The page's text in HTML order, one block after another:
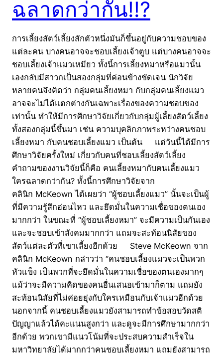
ฉลาดกว่ากัน!!?
การเลี้ยงสัตว์เลี้ยงสักตัวหนึ่งมันก็ขึ้นอยู่กับความชอบของ
แต่ละคน บางคนอาจจะชอบเลี้ยงเจ้าตูบ แต่บางคนอาจจะ
ชอบเลี้ยงเจ้าแมวเหมียว ทั้งนี้การเลี้ยงหมาหรือแมวนั้น
เองกลับมีสาวกเป็นสองกลุ่มที่ค่อนข้างชัดเจน นักวิจัย
หลายคนจึงคิดว่า กลุ่มคนเลี้ยงหมา กับกลุ่มคนเลี้ยงแมว
อาจจะไม่ได้แตกต่างกันเฉพาะเรื่องของความชอบของ
เท่านั้น ทำให้มีการศึกษาวิจัยเกี่ยวกับกลุ่มผู้เลี้ยงสัตว์เลี้ยง
ทั้งสองกลุ่มนี้ขึ้นมา เช่น ความบุคลิกภาพระหว่างคนชอบ
เลี้ยงหมา กับคนชอบเลี้ยงแมว เป็นต้น แต่วันนี้ได้มีการ
ศึกษาวิจัยครั้งใหม่ เกี่ยวกับคนที่ชอบเลี้ยงสัตว์เลี้ยง
คำถามของงานวิจัยนี้ก็คือ คนเลี้ยงหมากับคนเลี้ยงแมว
ใครฉลาดกว่ากัน? ทั้งนี้การศึกษาวิจัยจาก
คลินิก McKeown ได้เผยว่า “ผู้ชอบเลี้ยงแมว” นั้นจะเป็นผู้
ที่มีความรู้สึกอ่อนไหว และยึดมั่นในความเชื่อของตนเอง
มากกว่า ในขณะที่ “ผู้ชอบเลี้ยงหมา” จะมีความเป็นกันเอง
และจะชอบเข้าสังคมมากกว่า แถมจะสะท้อนนิสัยของ
สัตว์แต่ละตัวที่เขาเลี้ยงอีกด้วย Steve McKeown จาก
คลินิก McKeown กล่าวว่า “คนชอบเลี้ยงแมวจะเป็นพวก
หัวแข็ง เป็นพวกที่จะยึดมั่นในความเชื่อของตนเองมากๆ
แม้ว่าจะมีความคิดของคนอื่นเสนอเข้ามาก็ตาม แถมยัง
สะท้อนนิสัยที่ไม่ค่อยยุ่งกับใครเหมือนกับเจ้าแมวอีกด้วย
นอกจากนี้ คนชอบเลี้ยงแมวยังสามารถทำข้อสอบวัดสติ
ปัญญาแล้วได้คะแนนสูงกว่า และดูจะมีการศึกษามากกว่า
อีกด้วย พวกเขามีแนวโน้มที่จะประสบความสำเร็จใน
มหาวิทยาลัยได้มากกว่าคนชอบเลี้ยงหมา แถมยังสามารถ